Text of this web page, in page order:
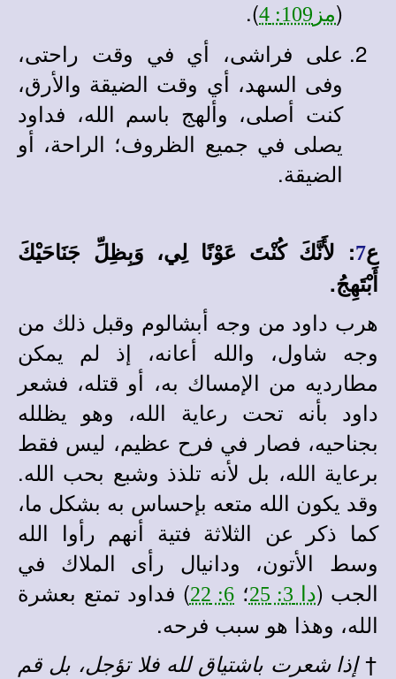
(مز109: 4
).
على فراشى، أي في وقت راحتى،
وفى السهد، أي وقت الضيقة والأرق،
كنت أصلى، وألهج باسم الله، فداود
يصلى في جميع الظروف؛ الراحة، أو
الضيقة.
ع7: لأَنَّكَ كُنْتَ عَوْنًا لِي، وَبِظِلِّ جَنَاحَيْكَ
أَبْتَهِجُ.
هرب داود من وجه أبشالوم وقبل ذلك من
وجه شاول، والله أعانه، إذ لم يمكن
مطارديه من الإمساك به، أو قتله، فشعر
داود بأنه تحت رعاية الله، وهو يظلله
بجناحيه، فصار في فرح عظيم، ليس فقط
برعاية الله، بل لأنه تلذذ وشبع بحب الله.
وقد يكون الله متعه بإحساس به بشكل ما،
كما ذكر عن الثلاثة فتية أنهم رأوا الله
وسط الأتون، ودانيال رأى الملاك في
الجب (دا 3: 25 ؛ 6: 22
) فداود تمتع بعشرة
الله، وهذا هو سبب فرحه.
†إذا شعرت باشتياق لله فلا تؤجل، بل قم